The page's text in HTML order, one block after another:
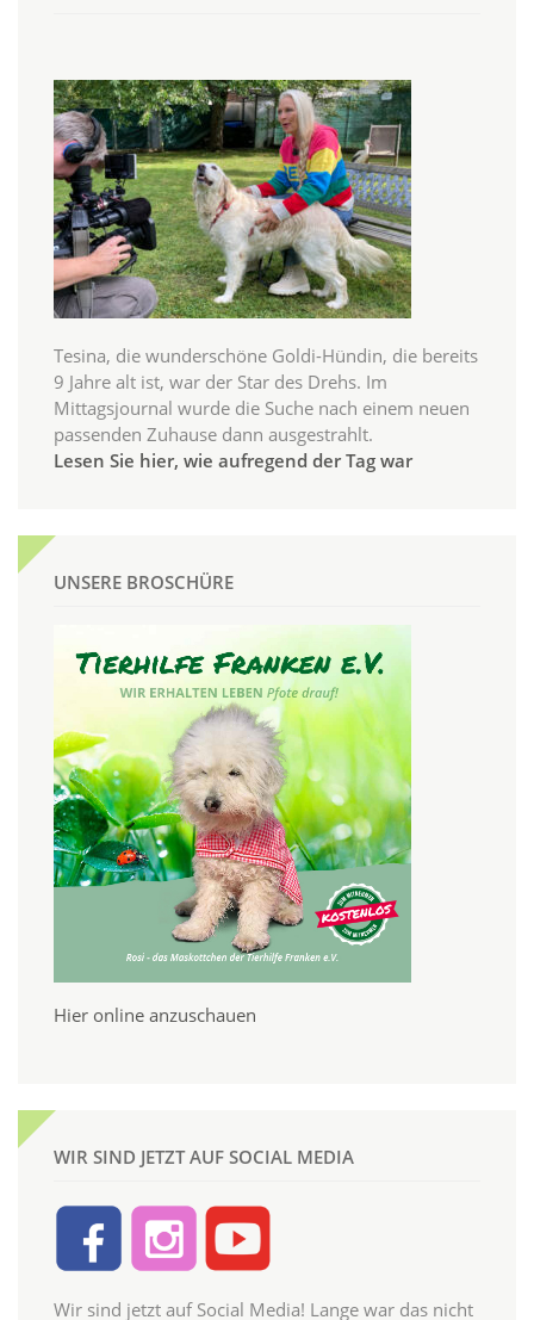
Tesina, die wunderschöne Goldi-Hündin, die bereits
9 Jahre alt ist, war der Star des Drehs. Im
Mittagsjournal wurde die Suche nach einem neuen
passenden Zuhause dann ausgestrahlt.
Lesen Sie hier, wie aufregend der Tag war
UNSERE BROSCHÜRE
Hier online anzuschauen
WIR SIND JETZT AUF SOCIAL MEDIA
Wir sind jetzt auf Social Media! Lange war das nicht